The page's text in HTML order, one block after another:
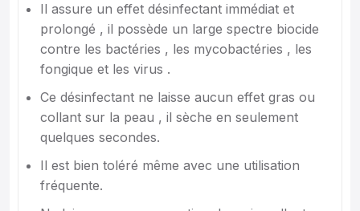
Il assure un effet désinfectant immédiat et
prolongé , il possède un large spectre biocide
contre les bactéries , les mycobactéries , les
fongique et les virus .
Ce désinfectant ne laisse aucun effet gras ou
collant sur la peau , il sèche en seulement
quelques secondes.
Il est bien toléré même avec une utilisation
fréquente.